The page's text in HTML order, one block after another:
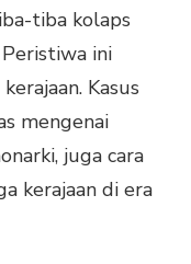
tiba kolaps
ini
Kasus
mengenai
juga cara
kerajaan di era